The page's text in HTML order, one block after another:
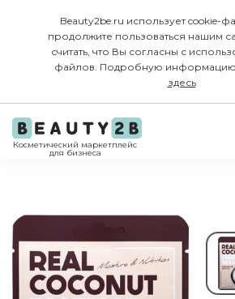
Beauty2be.ru использует cookie-
продолжите пользоваться нашим
считать, что Вы согласны с
файлов. Подробную информацию
здесь
Косметический маркетплейс
для бизнеса